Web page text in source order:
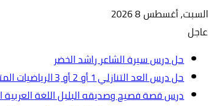
السبت, أغسطس 8 2026
عاجل
حل درس سيرة الشاعر راشد الخضر
حل درس العد التنازلي 1 أو 2 أو 3 الرياضيات المتكاملة الصف الأول
درس قصة فصيح وصديقه البلبل اللغة العربية